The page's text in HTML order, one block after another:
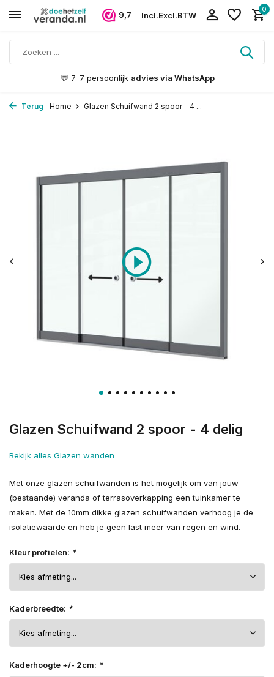
9,7 Incl.Excl.BTW
0
🪵 GelamineerdFSC hout
Terug Home Glazen Schuifwand 2 spoor - 4 ...
Glazen Schuifwand 2 spoor - 4 delig
Bekijk alles Glazen wanden
Met onze glazen schuifwanden is het mogelijk om van jouw
(bestaande) veranda of terrasoverkapping een tuinkamer te
maken. Met de 10mm dikke glazen schuifwanden verhoog je de
isolatiewaarde en heb je geen last meer van regen en wind.
Kleur profielen: *
Kaderbreedte: *
Kaderhoogte +/- 2cm: *